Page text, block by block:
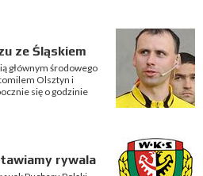
ze Śląskiem
głównym środowego
Olsztyn i
się o godzinie
rywala